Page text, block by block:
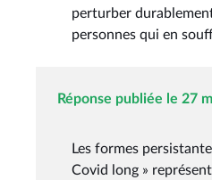
perturber
personnes qui en
Réponse publiée le 27
Les formes
Covid long »